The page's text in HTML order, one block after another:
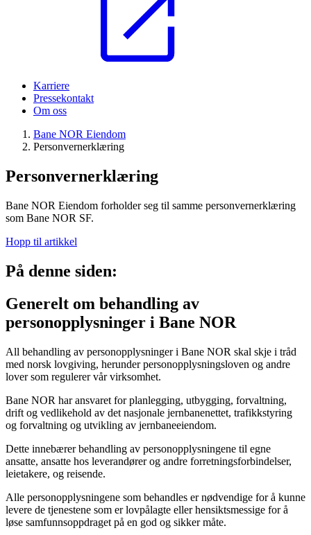
Karriere
Pressekontakt
Om oss
Bane NOR Eiendom
Personvernerklæring
Personvernerklæring
Bane NOR Eiendom forholder seg til samme personvernerklæring
som Bane NOR SF.
Hopp til artikkel
På denne siden:
Generelt om behandling av
personopplysninger i Bane NOR
All behandling av personopplysninger i Bane NOR skal skje i tråd
med norsk lovgiving, herunder personopplysningsloven og andre
lover som regulerer vår virksomhet.
Bane NOR har ansvaret for planlegging, utbygging, forvaltning,
drift og vedlikehold av det nasjonale jernbanenettet, trafikkstyring
og forvaltning og utvikling av jernbaneeiendom.
Dette innebærer behandling av personopplysningene til egne
ansatte, ansatte hos leverandører og andre forretningsforbindelser,
leietakere, og reisende.
Alle personopplysningene som behandles er nødvendige for å kunne
levere de tjenestene som er lovpålagte eller hensiktsmessige for å
løse samfunnsoppdraget på en god og sikker måte.